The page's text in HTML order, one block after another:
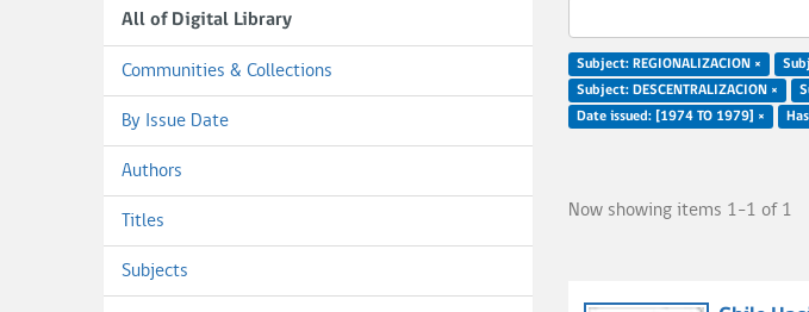
All of Digital Library
Communities & Collections
By Issue Date
Authors
Titles
Subjects
Subject: REGIONALIZACION ×
Subject: DESCENTRALIZACION ×
Date issued: [1974 TO 1979] ×
Now showing items 1-1 of 1